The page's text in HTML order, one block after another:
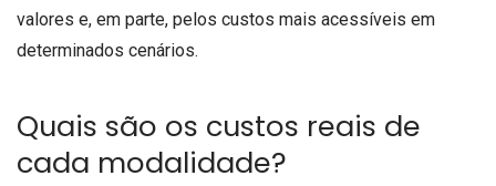
valores e, em parte, pelos custos mais acessíveis em
determinados cenários.
Quais são os custos reais de
cada modalidade?